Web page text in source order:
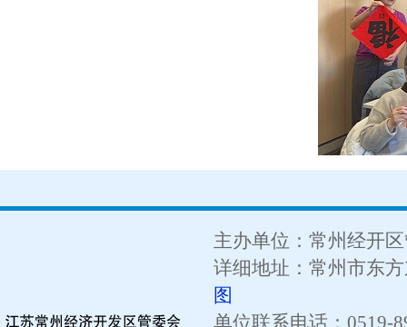
主办单位：常州经开
详细地址：常州市东
图
单位联系电话：0519-